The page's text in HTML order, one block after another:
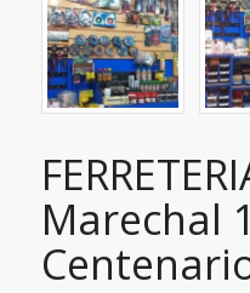
Marechal